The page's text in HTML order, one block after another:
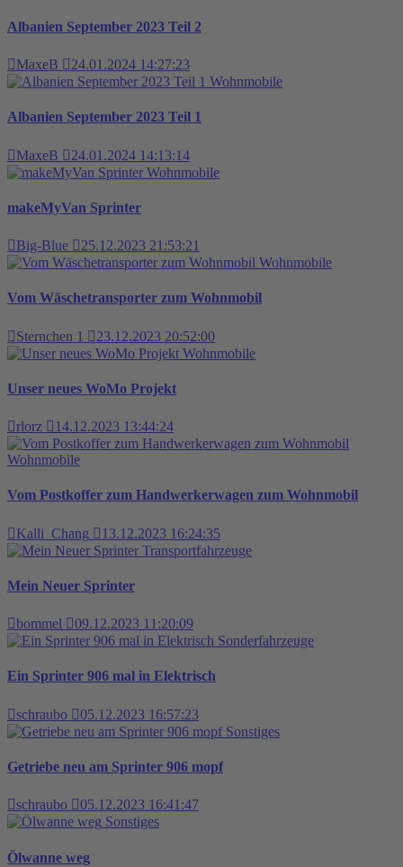
Albanien September 2023 Teil 2
MaxeB
24.01.2024 14:27:23
Wohnmobile
Albanien September 2023 Teil 1
MaxeB
24.01.2024 14:13:14
Wohnmobile
makeMyVan Sprinter
Big-Blue
25.12.2023 21:53:21
Wohnmobile
Vom Wäschetransporter zum Wohnmobil
Sternchen 1
23.12.2023 20:52:00
Wohnmobile
Unser neues WoMo Projekt
rlorz 14.12.2023 13:44:24
Wohnmobile
Vom Postkoffer zum Handwerkerwagen zum Wohnmobil
Kalli_Chang
13.12.2023 16:24:35
Transportfahrzeuge
Mein Neuer Sprinter
bommel
09.12.2023 11:20:09
Sonderfahrzeuge
Ein Sprinter 906 mal in Elektrisch
schraubo
05.12.2023 16:57:23
Sonstiges
Getriebe neu am Sprinter 906 mopf
schraubo
05.12.2023 16:41:47
Sonstiges
Ölwanne weg